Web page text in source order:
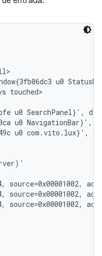
u0
touched>
u0 SearchPanel}',
u0 NavigationBar}',
u0 com.vito.lux}',
source=0x00001002,
source=0x00001002,
source=0x00001002,